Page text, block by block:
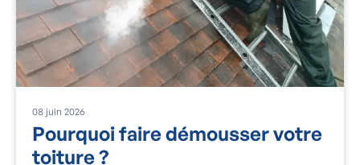
08 juin 2026
Pourquoi faire démousser votre
toiture ?